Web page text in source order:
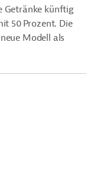
Getränke künftig
50 Prozent. Die
Modell als